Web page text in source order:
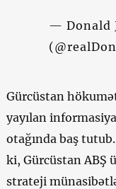
— Donald
Gürcüstan
yayılan
otağında baş
ki, Gürcüstan ABŞ
strateji